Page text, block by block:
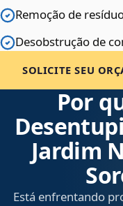
Remoção de
Desobstrução de
SOLICITE SEU
Por
Jardim
Está enfrentando